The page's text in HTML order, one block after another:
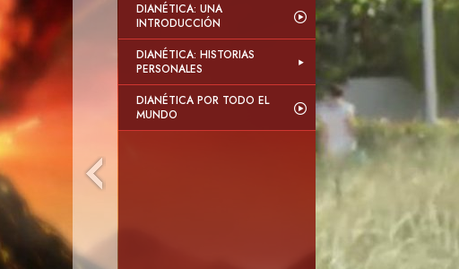
DIANÉTICA: UNA
INTRODUCCIÓN
DIANÉTICA: HISTORIAS
PERSONALES
DIANÉTICA POR TODO EL
MUNDO